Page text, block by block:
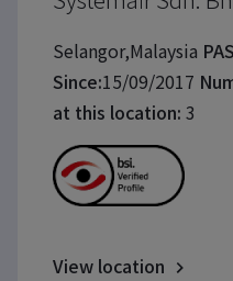
Selangor,Malaysia
Since:15/09/2017
at this location: 3
View location